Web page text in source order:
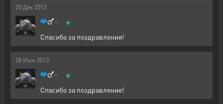
25 Дек 2013
+
Спасибо за поздравления!
28 Июн 2013
+
Спасибо за поздравление!